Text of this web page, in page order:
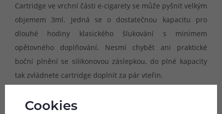
Cartridge ve vrchní části e-cigarety se může pyšnit velkým
objemem 3ml. Jedná se o dostatečnou kapacitu pro
dlouhé hodiny klasického šlukování s minimem
opětovného doplňování. Nesmí chybět ani praktické
boční plnění se silikonovou záslepkou, do plné kapacity
tak zvládnete cartridge doplnit za pár vteřin.
Cookies